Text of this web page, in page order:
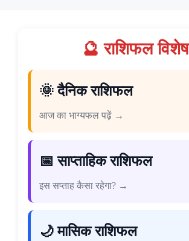
🔮 राशिफल विशेष
🌞 दैनिक राशिफल
आज का भाग्यफल पढ़ें →
📅 साप्ताहिक राशिफल
इस सप्ताह कैसा रहेगा? →
🌙 मासिक राशिफल